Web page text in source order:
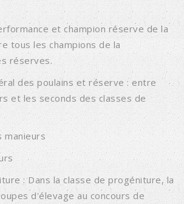
et champion réserve de la
tous les champions de la
réserves.
des poulains et réserve : entre
et les seconds des classes de
manieurs
: Dans la classe de progéniture, la
d'élevage au concours de